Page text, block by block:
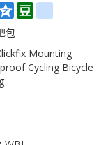
QzoneDoubanrenren
包
Mounting
Cycling Bicycle